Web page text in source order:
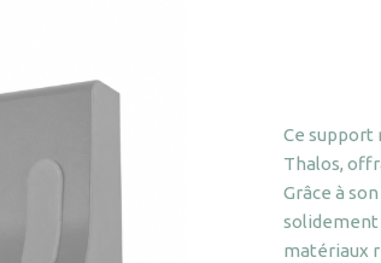
Ce support
Thalos,
Grâce à
solidement
matériaux